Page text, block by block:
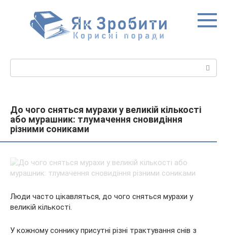
До чого сняться мурахи у великій кількості
або мурашник: тлумачення сновидіння
різними сониками
Люди часто цікавляться, до чого сняться мурахи у
великій кількості.
У кожному соннику присутні різні трактування снів з